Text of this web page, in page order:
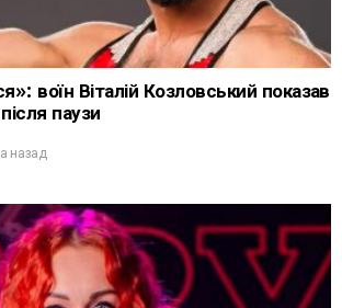
воїн Віталій Козловський показав
паузи
назад